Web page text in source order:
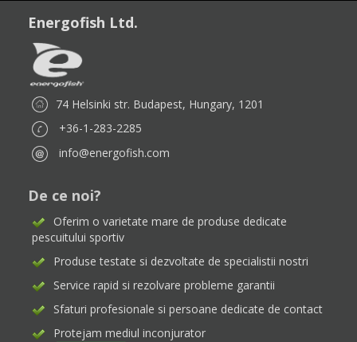
Energofish Ltd.
74 Helsinki str. Budapest, Hungary, 1201
+36-1-283-2285
info@energofish.com
De ce noi?
Oferim o varietate mare de produse dedicate
pescuitului sportiv
Produse testate si dezvoltate de specialistii nostri
Service rapid si rezolvare probleme garantii
Sfaturi profesionale si persoane dedicate de contact
Protejam mediul inconjurator